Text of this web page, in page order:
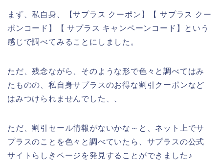
まず、私自身、【サプラス クーポン】【 サプラス クー
ポンコード】【 サプラス キャンペーンコード】という
感じで調べてみることにしました。
ただ、残念ながら、そのような形で色々と調べてはみ
たものの、私自身サプラスのお得な割引クーポンなど
はみつけられませんでした、、
ただ、割引セール情報がないかな～と、ネット上でサ
プラスのことを色々と調べていたら、サプラスの公式
サイトらしきページを発見することができました♪